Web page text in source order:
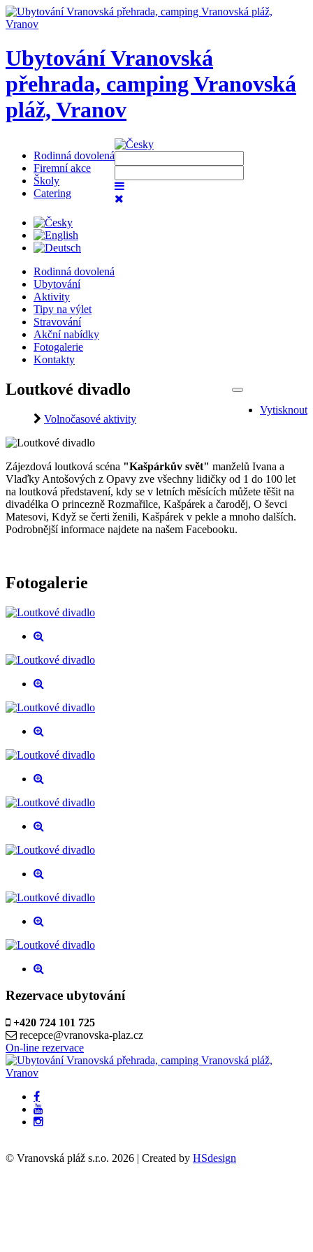
Ubytování Vranovská
přehrada, camping Vranovská
pláž, Vranov
Rodinná dovolená
Firemní akce
Školy
Catering
Rodinná dovolená
Ubytování
Aktivity
Tipy na výlet
Stravování
Akční nabídky
Fotogalerie
Kontakty
Vytisknout
Loutkové divadlo
Volnočasové aktivity
Zájezdová loutková scéna "Kašpárkův svět" manželů Ivana a
Vlaďky Antošových z Opavy zve všechny lidičky od 1 do 100 let
na loutková představení, kdy se v letních měsících můžete těšit na
divadélka O princezně Rozmařilce, Kašpárek a čaroděj, O ševci
Matesovi, Když se čerti ženili, Kašpárek v pekle a mnoho dalších.
Podrobnější informace najdete na našem Facebooku.
Fotogalerie
Rezervace ubytování
+420 724 101 725
recepce@vranovska-plaz.cz
On-line rezervace
© Vranovská pláž s.r.o. 2026 | Created by HSdesign